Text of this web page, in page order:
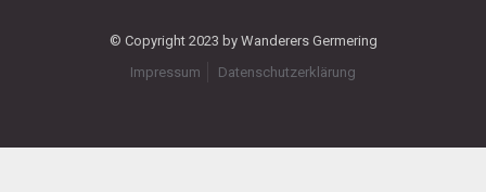
© Copyright 2023 by Wanderers Germering
Impressum
Datenschutzerklärung